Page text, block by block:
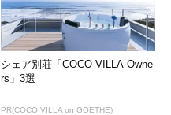
シェア別荘「COCO VILLA Owne
rs」3選
PR(COCO VILLA on GOETHE)